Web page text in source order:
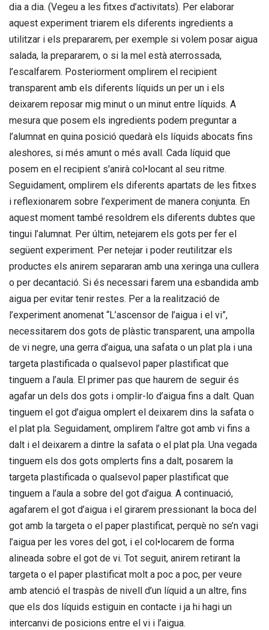
dia a dia. (Vegeu a les fitxes d’activitats). Per elaborar
aquest experiment triarem els diferents ingredients a
utilitzar i els prepararem, per exemple si volem posar aigua
salada, la prepararem, o si la mel està aterrossada,
l’escalfarem. Posteriorment omplirem el recipient
transparent amb els diferents líquids un per un i els
deixarem reposar mig minut o un minut entre líquids. A
mesura que posem els ingredients podem preguntar a
l’alumnat en quina posició quedarà els líquids abocats fins
aleshores, si més amunt o més avall. Cada líquid que
posem en el recipient s'anirà col•locant al seu ritme.
Seguidament, omplirem els diferents apartats de les fitxes
i reflexionarem sobre l’experiment de manera conjunta. En
aquest moment també resoldrem els diferents dubtes que
tingui l’alumnat. Per últim, netejarem els gots per fer el
següent experiment. Per netejar i poder reutilitzar els
productes els anirem separaran amb una xeringa una cullera
o per decantació. Si és necessari farem una esbandida amb
aigua per evitar tenir restes. Per a la realització de
l’experiment anomenat “L’ascensor de l’aigua i el vi”,
necessitarem dos gots de plàstic transparent, una ampolla
de vi negre, una gerra d’aigua, una safata o un plat pla i una
targeta plastificada o qualsevol paper plastificat que
tinguem a l’aula. El primer pas que haurem de seguir és
agafar un dels dos gots i omplir-lo d’aigua fins a dalt. Quan
tinguem el got d’aigua omplert el deixarem dins la safata o
el plat pla. Seguidament, omplirem l’altre got amb vi fins a
dalt i el deixarem a dintre la safata o el plat pla. Una vegada
tinguem els dos gots omplerts fins a dalt, posarem la
targeta plastificada o qualsevol paper plastificat que
tinguem a l’aula a sobre del got d’aigua. A continuació,
agafarem el got d’aigua i el girarem pressionant la boca del
got amb la targeta o el paper plastificat, perquè no se’n vagi
l’aigua per les vores del got, i el col•locarem de forma
alineada sobre el got de vi. Tot seguit, anirem retirant la
targeta o el paper plastificat molt a poc a poc, per veure
amb atenció el traspàs de nivell d’un líquid a un altre, fins
que els dos líquids estiguin en contacte i ja hi hagi un
intercanvi de posicions entre el vi i l’aigua.